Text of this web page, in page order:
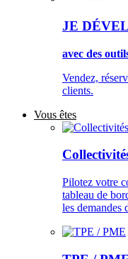
JE
avec des
Vendez,
clients.
Vous êtes
Pilotez votre
tableau de
les demandes